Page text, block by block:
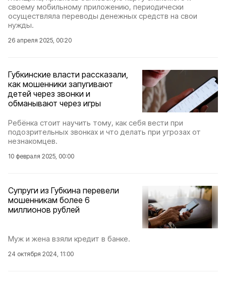
своему мобильному приложению, периодически
осуществляла переводы денежных средств на свои
нужды.
26 апреля 2025, 00:20
Губкинские власти рассказали,
как мошенники запугивают
детей через звонки и
обманывают через игры
Ребёнка стоит научить тому, как себя вести при
подозрительных звонках и что делать при угрозах от
незнакомцев.
10 февраля 2025, 00:00
Супруги из Губкина перевели
мошенникам более 6
миллионов рублей
Муж и жена взяли кредит в банке.
24 октября 2024, 11:00